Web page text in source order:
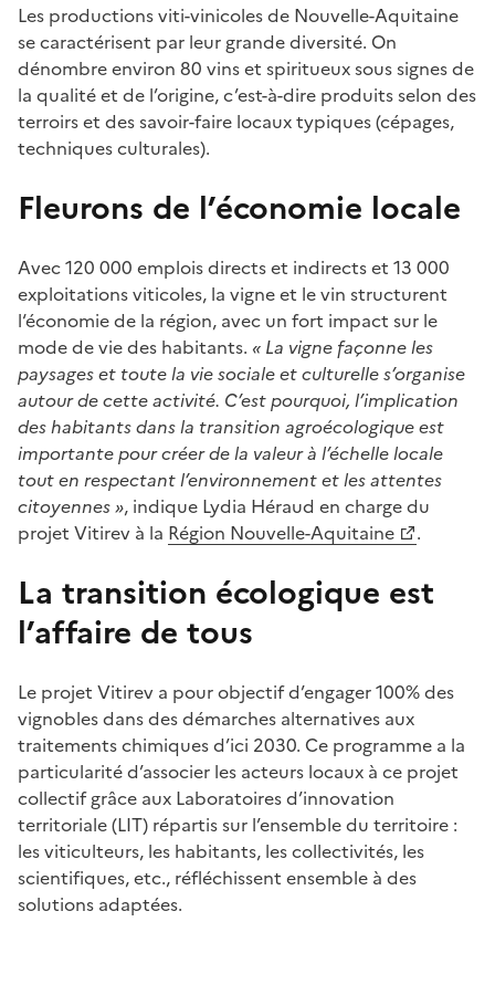
Les productions viti-vinicoles de Nouvelle-Aquitaine
se caractérisent par leur grande diversité. On
dénombre environ 80 vins et spiritueux sous signes de
la qualité et de l’origine, c’est-à-dire produits selon des
terroirs et des savoir-faire locaux typiques (cépages,
techniques culturales).
Fleurons de l’économie locale
Avec 120 000 emplois directs et indirects et 13 000
exploitations viticoles, la vigne et le vin structurent
l‘économie de la région, avec un fort impact sur le
mode de vie des habitants. « La vigne façonne les
paysages et toute la vie sociale et culturelle s’organise
autour de cette activité. C’est pourquoi, l’implication
des habitants dans la transition agroécologique est
importante pour créer de la valeur à l’échelle locale
tout en respectant l’environnement et les attentes
citoyennes », indique Lydia Héraud en charge du
projet Vitirev à la Région Nouvelle-Aquitaine .
La transition écologique est
l’affaire de tous
Le projet Vitirev a pour objectif d’engager 100% des
vignobles dans des démarches alternatives aux
traitements chimiques d’ici 2030. Ce programme a la
particularité d’associer les acteurs locaux à ce projet
collectif grâce aux Laboratoires d’innovation
territoriale (LIT) répartis sur l’ensemble du territoire :
les viticulteurs, les habitants, les collectivités, les
scientifiques, etc., réfléchissent ensemble à des
solutions adaptées.